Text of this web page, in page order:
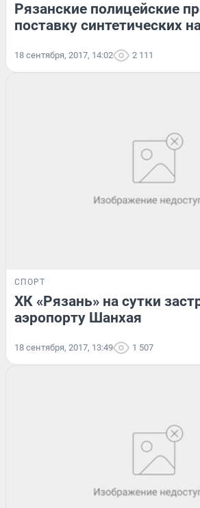
Рязанские полицейские
поставку синтетических
18 сентября, 2017, 14:02 2 111
СПОРТ
ХК «Рязань» на сутки
аэропорту Шанхая
18 сентября, 2017, 13:49 1 507